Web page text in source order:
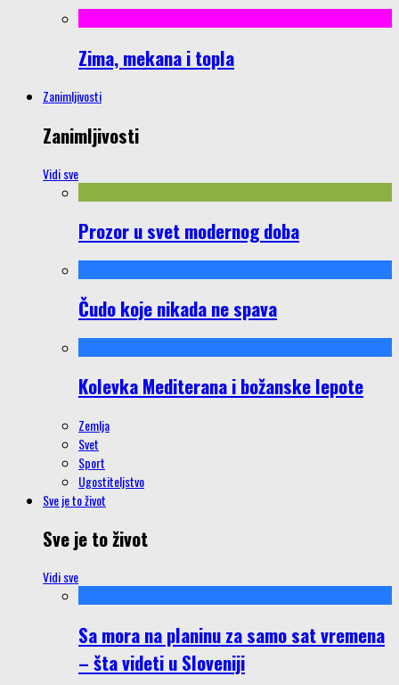
Zima, mekana i topla
Zanimljivosti
Zanimljivosti
Vidi sve
Prozor u svet modernog doba
Čudo koje nikada ne spava
Kolevka Mediterana i božanske lepote
Zemlja
Svet
Sport
Ugostiteljstvo
Sve je to život
Sve je to život
Vidi sve
Sa mora na planinu za samo sat vremena
– šta videti u Sloveniji